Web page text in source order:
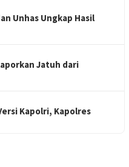
Unhas Ungkap Hasil
Jatuh dari
Kapolri, Kapolres